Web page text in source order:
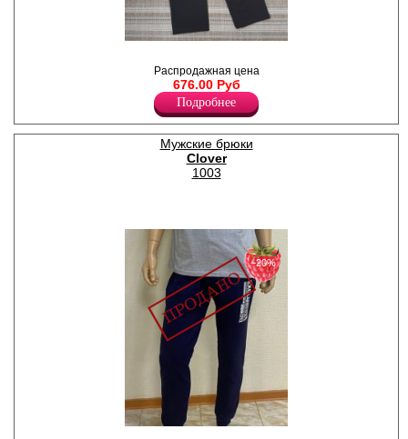
трикотажного полотна,
прямые, свободного кроя,
пояс на резинке с
регулирующим шнурком,
боковые карманы,
однотонные.
Хлопок 95%
Эластан 5%
Распродажная цена
676.00 Руб
Подробнее
Мужские брюки
Clover
1003
−20%